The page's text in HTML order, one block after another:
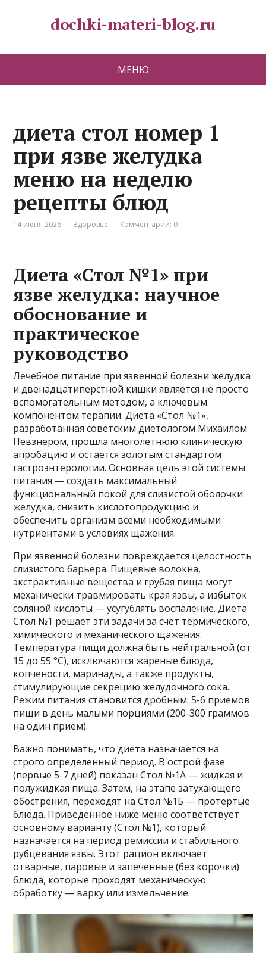
dochki-materi-blog.ru
МЕНЮ
диета стол номер 1
при язве желудка
меню на неделю
рецепты блюд
14 июня 2026 Здоровье Комментарии: 0
Диета «Стол №1» при
язве желудка: научное
обоснование и
практическое
руководство
Лечебное питание при язвенной болезни желудка
и двенадцатиперстной кишки является не просто
вспомогательным методом, а ключевым
компонентом терапии. Диета «Стол №1»,
разработанная советским диетологом Михаилом
Певзнером, прошла многолетнюю клиническую
апробацию и остается золотым стандартом
гастроэнтерологии. Основная цель этой системы
питания — создать максимальный
функциональный покой для слизистой оболочки
желудка, снизить кислотопродукцию и
обеспечить организм всеми необходимыми
нутриентами в условиях щажения.
При язвенной болезни повреждается целостность
слизистого барьера. Пищевые волокна,
экстрактивные вещества и грубая пища могут
механически травмировать края язвы, а избыток
соляной кислоты — усугублять воспаление. Диета
Стол №1 решает эти задачи за счет термического,
химического и механического щажения.
Температура пищи должна быть нейтральной (от
15 до 55 °C), исключаются жареные блюда,
копчености, маринады, а также продукты,
стимулирующие секрецию желудочного сока.
Режим питания становится дробным: 5-6 приемов
пищи в день малыми порциями (200-300 граммов
на один прием).
Важно понимать, что диета назначается на
строго определенный период. В острой фазе
(первые 5-7 дней) показан Стол №1А — жидкая и
полужидкая пища. Затем, на этапе затухающего
обострения, переходят на Стол №1Б — протертые
блюда. Приведенное ниже меню соответствует
основному варианту (Стол №1), который
назначается на период ремиссии и стабильного
рубцевания язвы. Этот рацион включает
отварные, паровые и запеченные (без корочки)
блюда, которые проходят механическую
обработку — варку или измельчение.